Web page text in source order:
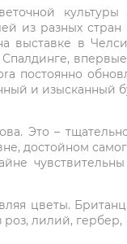
культуры
из разных
выставке в
постоянно
и изысканный
Это –
достойном
цветы.
лилий, гербер,